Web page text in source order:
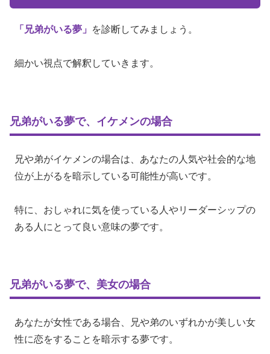
「兄弟がいる夢」 を診断してみましょう。
細かい視点で解釈していきます。
兄弟がいる夢で、イケメンの場合
兄や弟がイケメンの場合は、あなたの人気や社会的な地
位が上がるを暗示している可能性が高いです。
特に、おしゃれに気を使っている人やリーダーシップの
ある人にとって良い意味の夢です。
兄弟がいる夢で、美女の場合
あなたが女性である場合、兄や弟のいずれかが美しい女
性に恋をすることを暗示する夢です。